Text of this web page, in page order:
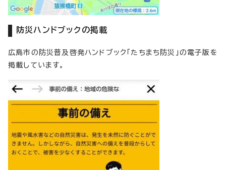
防災ハンドブックの掲載
広島市の防災普及啓発ハンドブック「たちまち防災」の電子版を
掲載しています。